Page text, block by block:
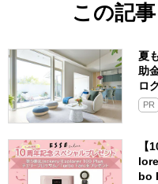
この記
夏
助
ロ
PR
【
bo